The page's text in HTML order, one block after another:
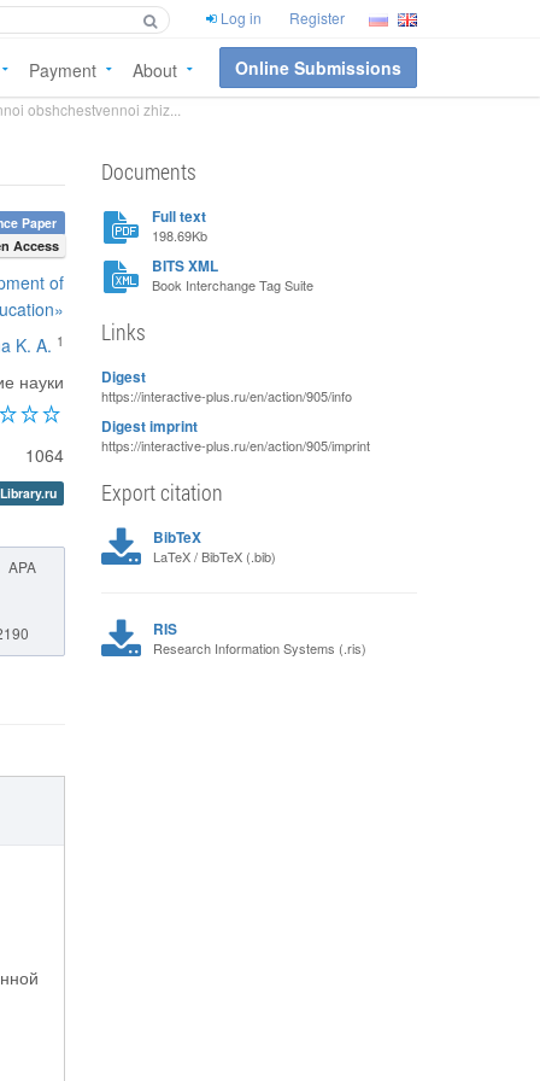
Log in Register
Payment About Online Submissions
obshchestvennoi zhiz...
Paper
Access
of
K. A. 1
науки
1064
APA
Documents
Full text
198.69Kb
BITS XML
Book Interchange Tag Suite
Links
Digest
https://interactive-plus.ru/en/action/905/info
Digest imprint
https://interactive-plus.ru/en/action/905/imprint
Export citation
BibTeX
LaTeX / BibTeX (.bib)
RIS
Research Information Systems (.ris)